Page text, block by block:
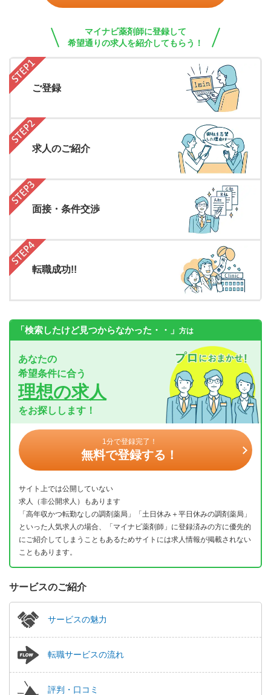
マイナビ薬剤師に登録して
希望通りの求人を紹介してもらう！
ご登録
求人のご紹介
面接・条件交渉
転職成功!!
「検索したけど見つからなかった・・」 方は
あなたの
希望条件に合う
理想の求人
をお探しします！
1分で登録完了！
無料で登録する！
サイト上では公開していない
求人（非公開求人）もあります
「高年収かつ転勤なしの調剤薬局」「土日休み＋平日休みの調剤薬局」
といった人気求人の場合、「マイナビ薬剤師」に登録済みの方に優先的
にご紹介してしまうこともあるためサイトには求人情報が掲載されない
こともあります。
サービスのご紹介
サービスの魅力
転職サービスの流れ
評判・口コミ